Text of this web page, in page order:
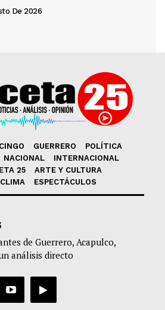
De 2026
GUERRERO
POLÍTICA
NACIONAL
INTERNACIONAL
25
ARTE Y CULTURA
CLIMA ESPECTÁCULOS
de Guerrero, Acapulco,
análisis directo